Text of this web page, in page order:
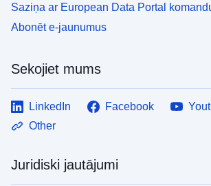
Saziņa ar European Data Portal
Abonēt e-jaunumus
Sekojiet mums
LinkedIn Facebook
Other
Juridiski jautājumi